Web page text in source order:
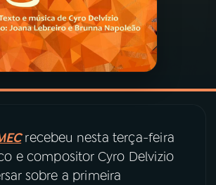
MEC
recebeu nesta terça-feira
e compositor Cyro Delvizio
sobre a primeira